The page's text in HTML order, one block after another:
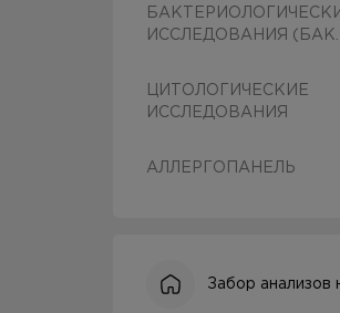
ИССЛЕДОВАНИЯ
ЦИТОЛОГИЧЕСКИЕ
ИССЛЕДОВАНИЯ
АЛЛЕРГОПАНЕЛЬ
Забор анализов